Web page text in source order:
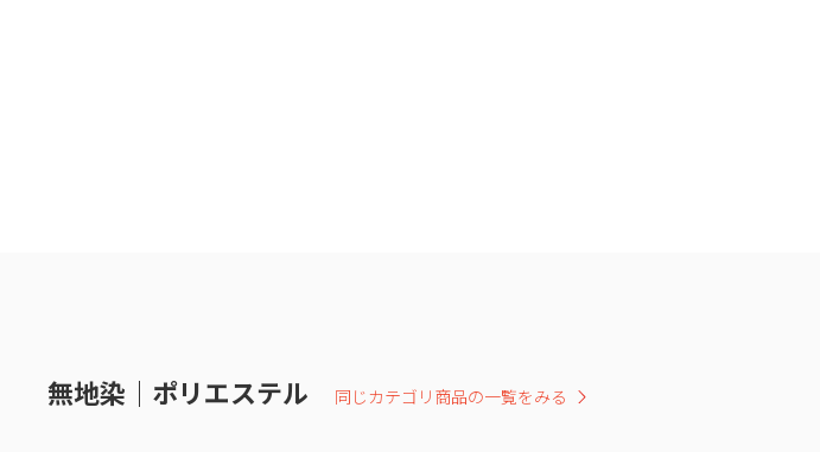
無地染｜ポリエステル 同じカテゴリ商品の一覧をみる